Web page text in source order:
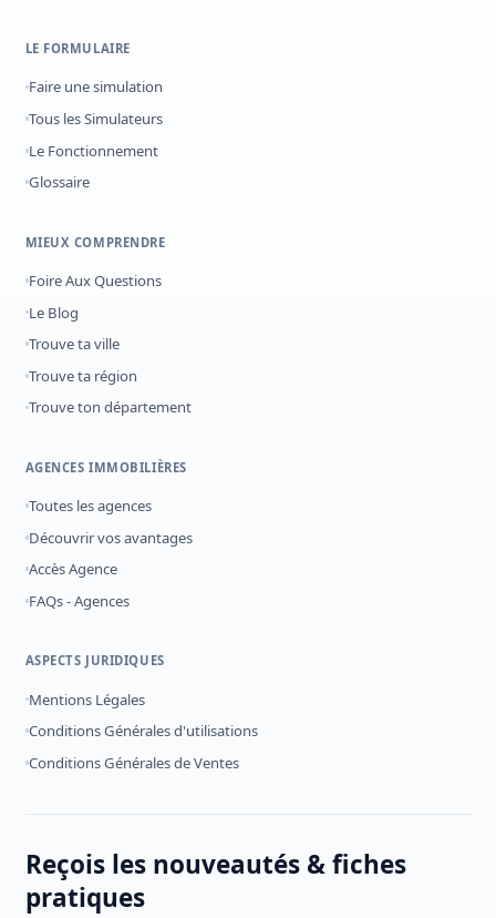
LE FORMULAIRE
Faire une simulation
Tous les Simulateurs
Le Fonctionnement
Glossaire
MIEUX COMPRENDRE
Foire Aux Questions
Le Blog
Trouve ta ville
Trouve ta région
Trouve ton département
AGENCES IMMOBILIÈRES
Toutes les agences
Découvrir vos avantages
Accès Agence
FAQs - Agences
ASPECTS JURIDIQUES
Mentions Légales
Conditions Générales d'utilisations
Conditions Générales de Ventes
Reçois les nouveautés & fiches
pratiques